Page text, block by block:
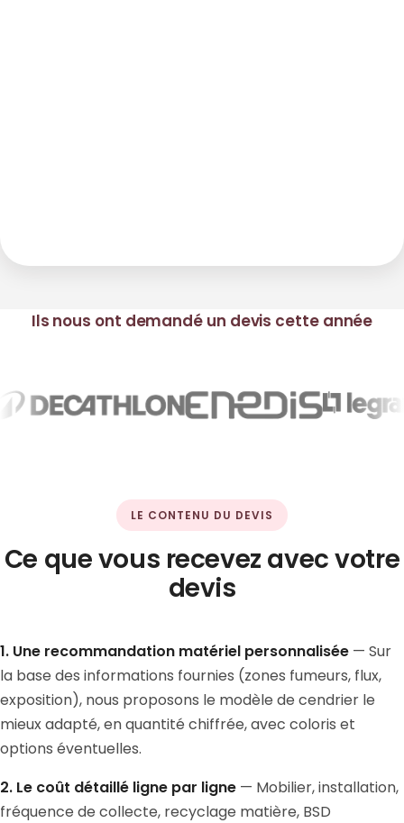
Ils nous ont demandé un devis cette année
LE CONTENU DU DEVIS
Ce que vous recevez avec votre
devis
1. Une recommandation matériel personnalisée — Sur
la base des informations fournies (zones fumeurs, flux,
exposition), nous proposons le modèle de cendrier le
mieux adapté, en quantité chiffrée, avec coloris et
options éventuelles.
2. Le coût détaillé ligne par ligne — Mobilier, installation,
fréquence de collecte, recyclage matière, BSD